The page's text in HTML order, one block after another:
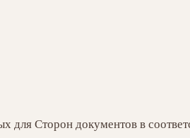
для Сторон документов в